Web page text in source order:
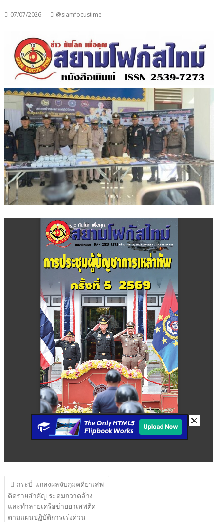
07/07/2026 @siamfocustime
แนะแนว
เรื่อง
กระบี่-แถลงผลจับกุมคดียาเสพ
ติดรายสำคัญ ระดมกวาดล้าง
และทำลายเครือข่ายยาเสพติด
ตามแผนปฏิบัติการเร่งด่วน